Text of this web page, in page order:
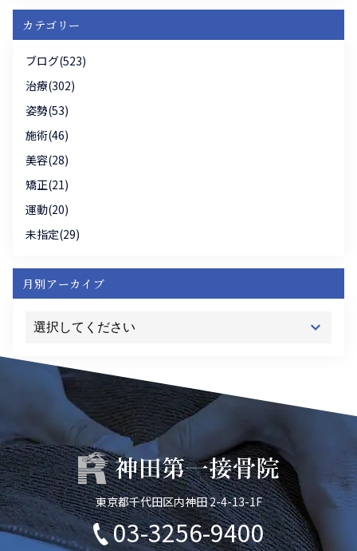
カテゴリー
ブログ(523)
治療(302)
姿勢(53)
施術(46)
美容(28)
矯正(21)
運動(20)
未指定(29)
月別アーカイブ
東京都千代田区内神田 2-4-13-1F
03-3256-9400